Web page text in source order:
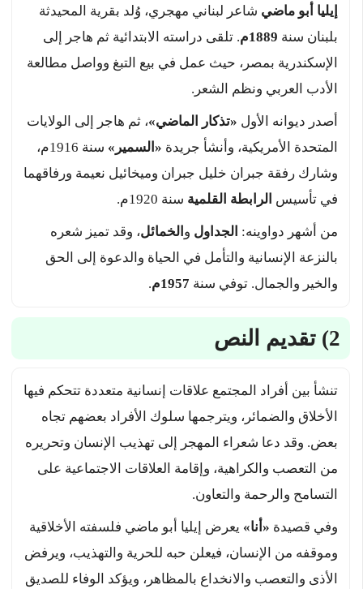
إيليا أبو ماضي شاعر لبناني مهجري، وُلد بقرية المحيدثة
بلبنان سنة 1889م
. تلقى دراسته الابتدائية ثم هاجر إلى
الإسكندرية بمصر، حيث عمل في بيع التبغ وواصل مطالعة
الأدب العربي ونظم الشعر.
أصدر ديوانه الأول «تذكار الماضي»، ثم هاجر إلى الولايات
المتحدة الأمريكية، وأنشأ جريدة «السمير»
سنة 1916م،
وشارك رفقة جبران خليل جبران وميخائيل نعيمة ورفاقهما
في تأسيس الرابطة القلمية سنة 1920م.
من أشهر دواوينه: الجداول و الخمائل، وقد تميز شعره
بالنزعة الإنسانية والتأمل في الحياة والدعوة إلى الحق
والخير والجمال. توفي سنة 1957م .
2) تقديم النص
تنشأ بين أفراد المجتمع علاقات إنسانية متعددة تتحكم فيها
الأخلاق والضمائر، ويترجمها سلوك الأفراد بعضهم تجاه
بعض. وقد دعا شعراء المهجر إلى تهذيب الإنسان وتحريره
من التعصب والكراهية، وإقامة العلاقات الاجتماعية على
التسامح والرحمة والتعاون.
وفي قصيدة «أنا» يعرض إيليا أبو ماضي فلسفته الأخلاقية
وموقفه من الإنسان، فيعلن حبه للحرية والتهذيب، ويرفض
الأذى والتعصب والانخداع بالمظاهر، ويؤكد الوفاء للصديق